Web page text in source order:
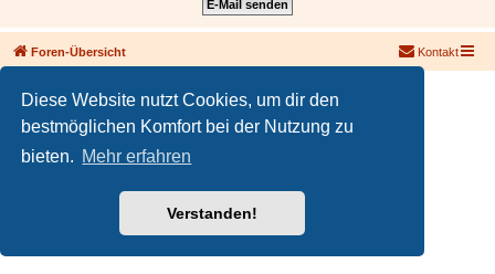
Diese Website nutzt Cookies, um dir den
bestmöglichen Komfort bei der Nutzung zu
bieten. Mehr erfahren
Verstanden!
Foren-Übersicht Kontakt
Deutsche Übersetzung durch phpBB.de
PRIVACY_LINK|TERMS_LINK